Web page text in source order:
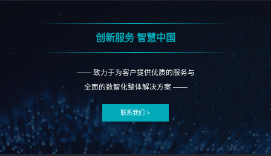
创新服务 智慧中国
—— 致力于为客户提供优质的服务与
全面的数智化整体解决方案 ——
联系我们 >